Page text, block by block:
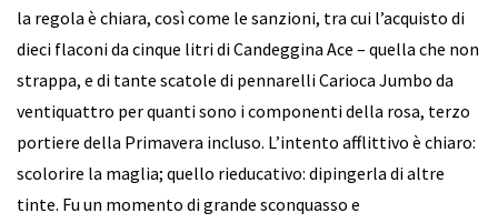
la regola è chiara, così come le sanzioni, tra cui l’acquisto di
dieci flaconi da cinque litri di Candeggina Ace – quella che non
strappa, e di tante scatole di pennarelli Carioca Jumbo da
ventiquattro per quanti sono i componenti della rosa, terzo
portiere della Primavera incluso. L’intento afflittivo è chiaro:
scolorire la maglia; quello rieducativo: dipingerla di altre
tinte. Fu un momento di grande sconquasso e